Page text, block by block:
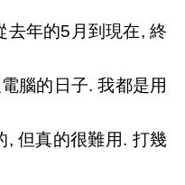
去年的5月到現在, 終
腦的日子. 我都是用
, 但真的很難用. 打幾